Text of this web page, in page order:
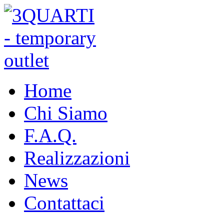
Home
Chi Siamo
F.A.Q.
Realizzazioni
News
Contattaci